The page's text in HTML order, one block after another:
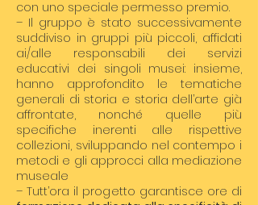
con uno speciale permesso premio.
– Il gruppo è stato successivamente
suddiviso in gruppi più piccoli, affidati
ai/alle responsabili dei servizi
educativi dei singoli musei: insieme,
hanno approfondito le tematiche
generali di storia e storia dell’arte già
affrontate, nonché quelle più
specifiche inerenti alle rispettive
collezioni, sviluppando nel contempo i
metodi e gli approcci alla mediazione
museale
– Tutt’ora il progetto garantisce ore di